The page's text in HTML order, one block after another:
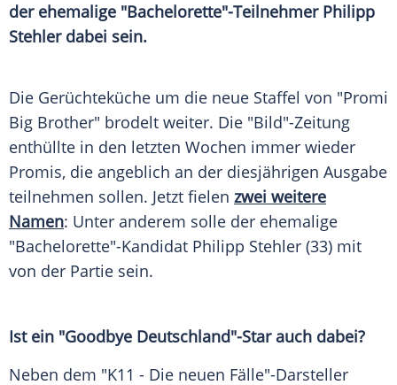
der ehemalige "Bachelorette"-Teilnehmer Philipp
Stehlerdabei sein.
Die Gerüchteküche um die neue Staffel von "Promi
Big Brother" brodelt weiter. Die "Bild"-Zeitung
enthüllte in den letzten Wochen immer wieder
Promis, die angeblich an der diesjährigen Ausgabe
teilnehmen sollen. Jetzt fielen zwei weitere
Namen: Unter anderem solle der ehemalige
"Bachelorette"-Kandidat Philipp Stehler (33) mit
von der Partie sein.
Ist ein "Goodbye Deutschland"-Star auch dabei?
Neben dem "K11 - Die neuen Fälle"-Darsteller